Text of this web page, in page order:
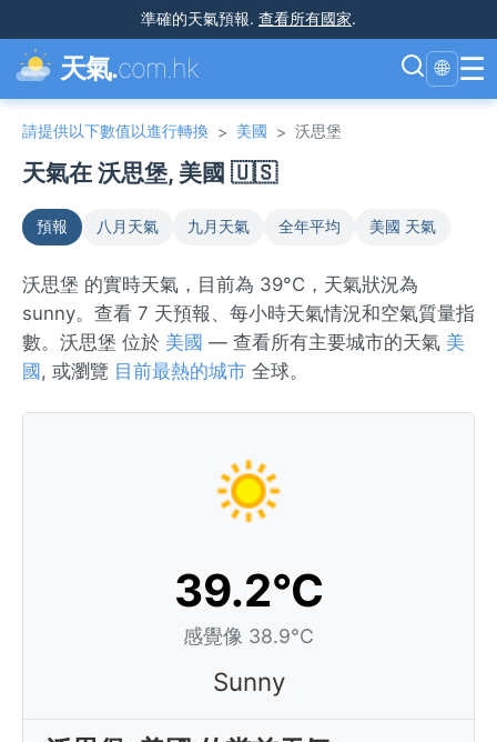
準確的天氣預報. 查看所有國家.
天氣.com.hk 🌐 ☰
請提供以下數值以進行轉換 > 美國 > 沃思堡
天氣在 沃思堡, 美國 🇺🇸
預報 八月天氣 九月天氣 全年平均 美國 天氣
沃思堡 的實時天氣，目前為 39°C，天氣狀況為
sunny。查看 7 天預報、每小時天氣情況和空氣質量指
數。沃思堡 位於 美國 — 查看所有主要城市的天氣 美
國 , 或瀏覽 目前最熱的城市 全球。
39.2°C
感覺像 38.9°C
Sunny